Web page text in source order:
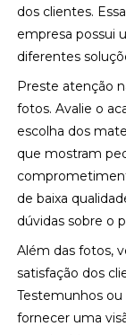
dos clientes.
empresa possui
diferentes
Preste atenção
fotos. Avalie o
escolha dos
que mostram
de baixa
dúvidas sobre o
Além das fotos,
satisfação dos
Testemunhos
fornecer uma